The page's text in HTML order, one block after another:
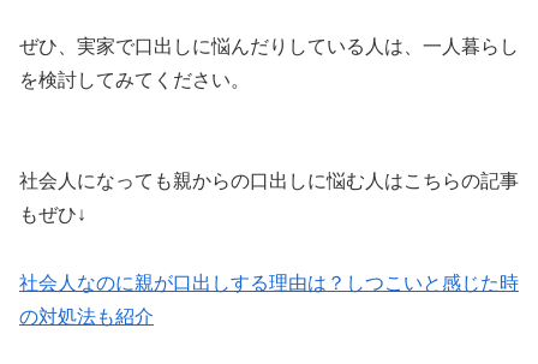
ぜひ、実家で口出しに悩んだりしている人は、一人暮らし
を検討してみてください。
社会人になっても親からの口出しに悩む人はこちらの記事
もぜひ↓
社会人なのに親が口出しする理由は？しつこいと感じた時
の対処法も紹介